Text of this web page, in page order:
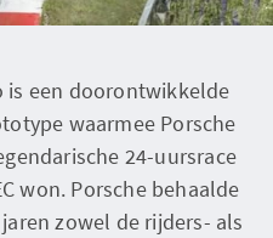
is een doorontwikkelde
waarmee Porsche
24-uursrace
won. Porsche behaalde
zowel de rijders- als